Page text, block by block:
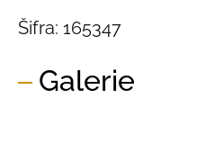
Šifra: 165347
Galerie